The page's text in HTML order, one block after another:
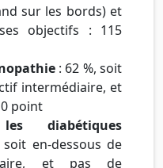
sur les bords) et
objectifs : 115
: 62 %, soit
intermédiaire, et
point
diabétiques
soit en-dessous de
et pas de